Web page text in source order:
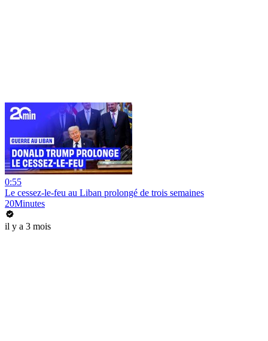
0:55
Le cessez-le-feu au Liban prolongé de trois semaines
20Minutes
il y a 3 mois